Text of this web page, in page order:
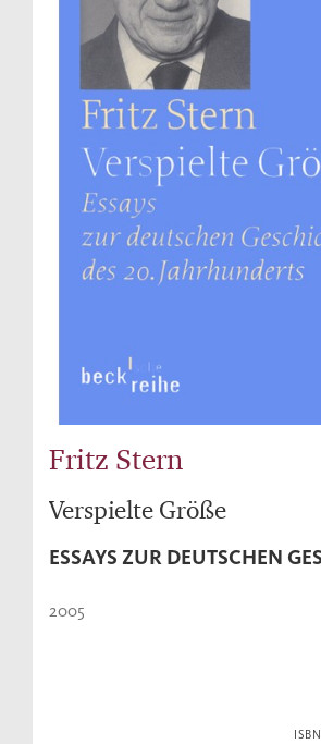
Fritz Stern
Verspielte Größe
ESSAYS ZUR DEUTSCHEN
2005